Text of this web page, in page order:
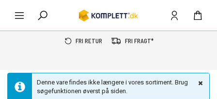
FRI RETUR FRI FRAGT*
Denne vare findes ikke længere i vores sortiment. Brug
søgefunktionen øverst på siden.